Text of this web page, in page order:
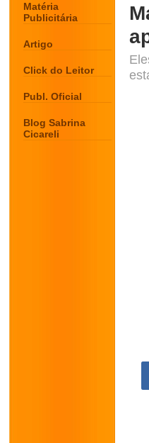
Matéria
Publicitária
Artigo
Click do Leitor
Publ. Oficial
Blog Sabrina
Cicareli